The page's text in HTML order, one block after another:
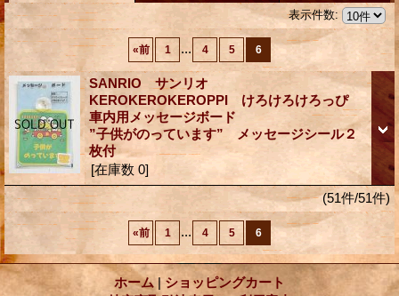
表示件数:
«前 1 ... 4 5 6
SANRIO サンリオ
KEROKEROKEROPPI けろけろけろっぴ
車内用メッセージボード
”子供がのっています” メッセージシール２
枚付
[在庫数 0]
(51件/51件)
«前 1 ... 4 5 6
ホーム | ショッピングカート